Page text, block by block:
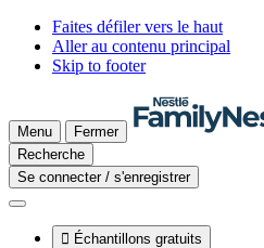
Faites défiler vers le haut
Aller au contenu principal
Skip to footer
Menu
Fermer
Recherche
Se connecter / s'enregistrer
 Échantillons gratuits